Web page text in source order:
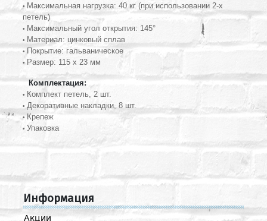
• Максимальная нагрузка: 40 кг (при использовании 2-х
петель)
• Максимальный угол открытия: 145°
• Материал: цинковый сплав
• Покрытие: гальваническое
• Размер: 115 х 23 мм
Комплектация:
• Комплект петель, 2 шт.
• Декоративные накладки, 8 шт.
• Крепеж
• Упаковка
Информация
Акции